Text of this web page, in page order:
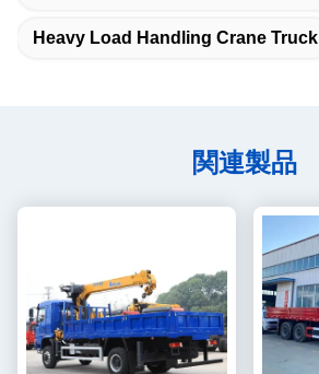
Heavy Load Handling Crane Truck
関連製品